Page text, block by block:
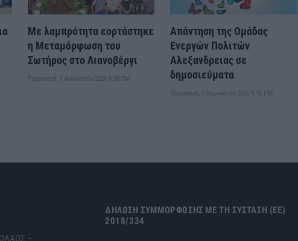
Με λαμπρότητα εορτάστηκε
η Μεταμόρφωση του
Σωτήρος στο Λιανοβέργι
Παρασκευή, 7 Αυγούστου 2026 9:58 ΠΜ
Απάντηση της Ομάδας
Ενεργών Πολιτών
Αλεξανδρειας σε
δημοσιεύματα
Παρασκευή, 7 Αυγούστου 2026 8:16 ΠΜ
–
ΔΉΛΩΣΗ ΣΥΜΜΌΡΦΩΣΗΣ ΜΕ ΤΗ ΣΎΣΤΑΣΗ (ΕΕ)
2018/334